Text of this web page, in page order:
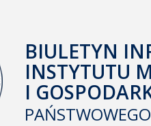
BIULETYN
INSTYTUTU
I